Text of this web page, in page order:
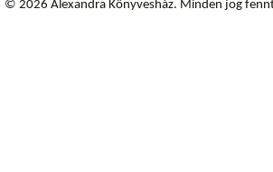
© 2026 Alexandra Könyvesház. Minden jog